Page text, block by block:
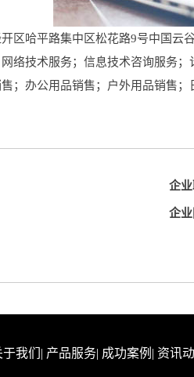
区哈平路集中区松花路9号中国云
络技术服务；信息技术咨询服务
；办公用品销售；户外用品销售
企业
企业
于我们 | 产品服务| 成功案例 | 资讯